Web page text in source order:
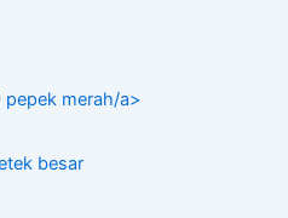
merah/a>
besar